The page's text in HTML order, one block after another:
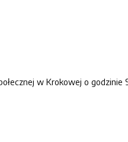
w Krokowej o godzinie